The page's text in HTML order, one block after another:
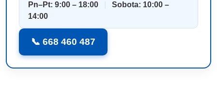
Pn–Pt: 9:00 – 18:00
Sobota: 10:00 –
14:00
📞 668 460 487